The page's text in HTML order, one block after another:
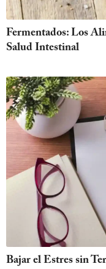
Fermentados: Los
Salud Intestinal
Bajar el Estres sin